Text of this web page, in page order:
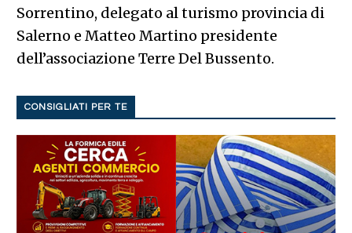
Sorrentino, delegato al turismo provincia di
Salerno e Matteo Martino presidente
dell’associazione Terre Del Bussento.
CONSIGLIATI PER TE